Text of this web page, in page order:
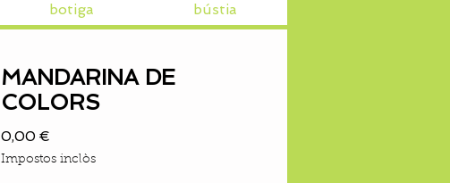
botiga bústia
MANDARINA DE
COLORS
0,00 €
Impostos inclòs